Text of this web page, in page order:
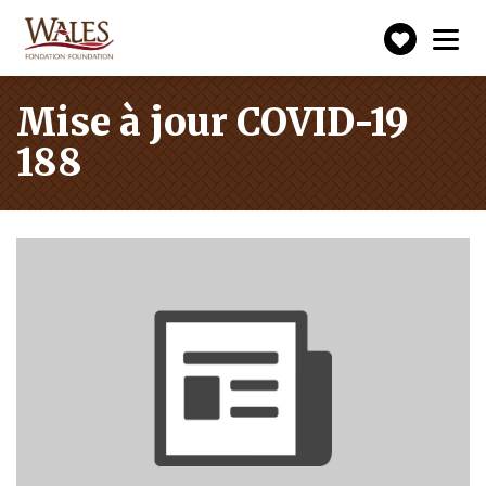
Faire
un
Toggle
navigation
Mise à jour COVID-19
188